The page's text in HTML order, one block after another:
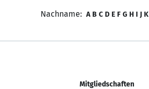
Nachname: A B C D E F G H I J K
Mitgliedschaften